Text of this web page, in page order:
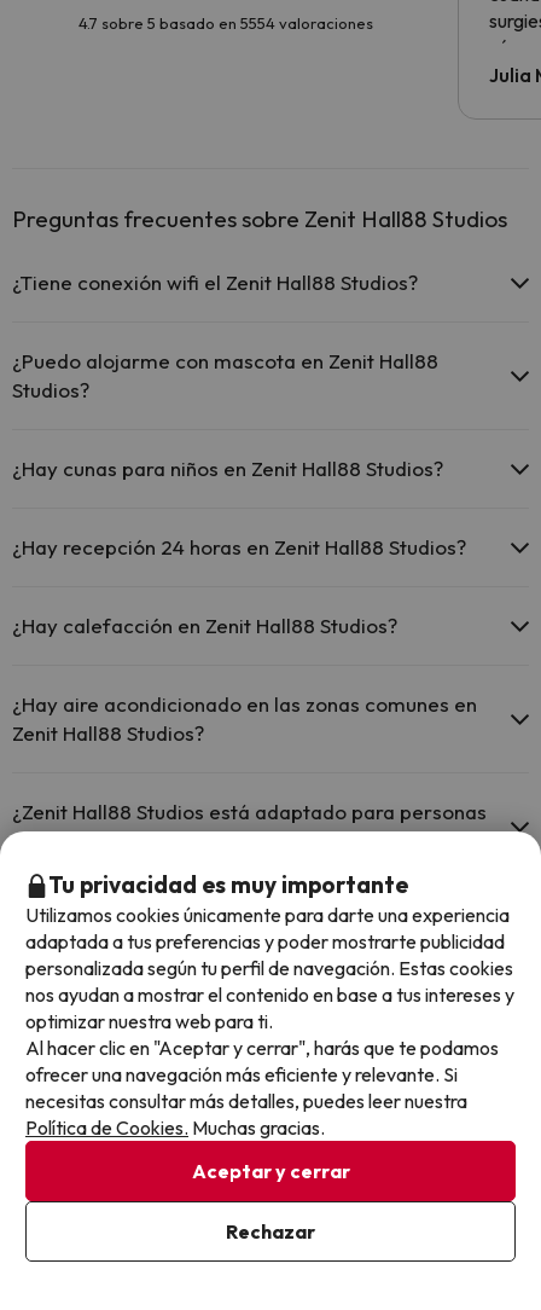
4.7 sobre 5 basado en 5554 valoraciones
todo
Julia
Preguntas frecuentes sobre Zenit Hall88 Studios
¿Tiene conexión wifi el Zenit Hall88 Studios?
El Zenit Hall88 Studios ofrece Wi-Fi gratuito en zonas
comunes.
¿Puedo alojarme con mascota en Zenit Hall88
Studios?
¿Hay cunas para niños en Zenit Hall88 Studios?
antes de iniciar tu viaje).
¿Hay recepción 24 horas en Zenit Hall88 Studios?
¿Hay calefacción en Zenit Hall88 Studios?
¿Hay aire acondicionado en las zonas comunes en
Zenit Hall88 Studios?
comunes.
¿Zenit Hall88 Studios está adaptado para personas
con movilidad reducida?
Sí, Zenit Hall88 Studios está adaptado para personas con movilidad
reducida.
¿Hay restaurante en Zenit Hall88 Studios?
Sí, Zenit Hall88 Studios tiene restaurante.
Otros chollos en hoteles similares
Tu privacidad es muy importante
Utilizamos cookies únicamente para darte una experiencia
adaptada a tus preferencias y poder mostrarte publicidad
personalizada según tu perfil de navegación. Estas cookies
nos ayudan a mostrar el contenido en base a tus intereses y
optimizar nuestra web para ti.
Al hacer clic en "Aceptar y cerrar", harás que te podamos
ofrecer una navegación más eficiente y relevante. Si
necesitas consultar más detalles, puedes leer nuestra
Política de Cookies. Muchas gracias.
Aceptar y cerrar
Rechazar